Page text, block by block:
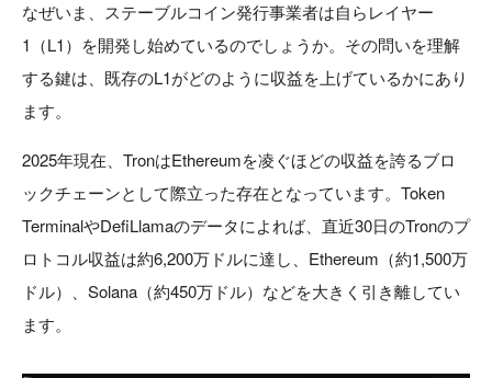
なぜいま、ステーブルコイン発行事業者は自らレイヤー
1（L1）を開発し始めているのでしょうか。その問いを理解
する鍵は、既存のL1がどのように収益を上げているかにあり
ます。
2025年現在、TronはEthereumを凌ぐほどの収益を誇るブロ
ックチェーンとして際立った存在となっています。Token
TerminalやDefiLlamaのデータによれば、直近30日のTronのプ
ロトコル収益は約6,200万ドルに達し、Ethereum（約1,500万
ドル）、Solana（約450万ドル）などを大きく引き離してい
ます。